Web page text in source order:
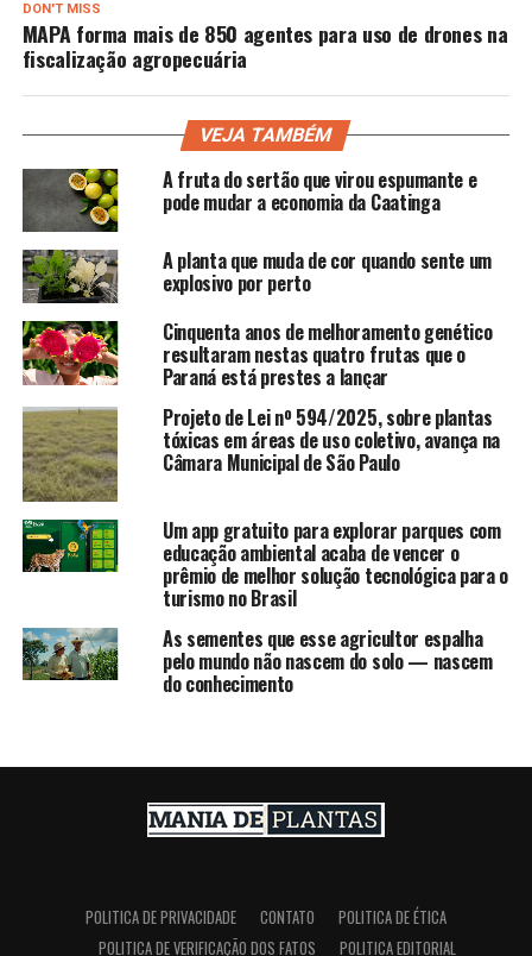
DON'T MISS
MAPA forma mais de 850 agentes para uso de drones na
fiscalização agropecuária
VEJA TAMBÉM
A fruta do sertão que virou espumante e
pode mudar a economia da Caatinga
A planta que muda de cor quando sente um
explosivo por perto
Cinquenta anos de melhoramento genético
resultaram nestas quatro frutas que o
Paraná está prestes a lançar
Projeto de Lei nº 594/2025, sobre plantas
tóxicas em áreas de uso coletivo, avança na
Câmara Municipal de São Paulo
Um app gratuito para explorar parques com
educação ambiental acaba de vencer o
prêmio de melhor solução tecnológica para o
turismo no Brasil
As sementes que esse agricultor espalha
pelo mundo não nascem do solo — nascem
do conhecimento
POLITICA DE PRIVACIDADE CONTATO
POLITICA DE ÉTICA
POLITICA DE VERIFICAÇÃO DOS FATOS
POLITICA EDITORIAL